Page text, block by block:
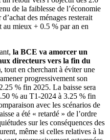
de la faiblesse de l’économie
des ménages resterait
au mieux + 0.5 % par an en
la BCE va amorcer un
directeurs vers la fin du
tout en cherchant à éviter une
progressivement son
% fin 2025. La baisse sera
% au T1-2024 à 3.25 % fin
avec les scénarios de
a été « retardé » de l’ordre
sur les conséquences des
même si celles relatives à la